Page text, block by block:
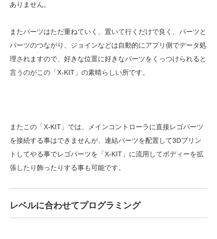
ありません。
またパーツはただ重ねていく、置いて行くだけで良く、パーツと
パーツのつながり、ジョインなどは自動的にアプリ側でデータ処
理されますので、好きな位置に好きなパーツをくっつけられると
言うのがこの「X-KIT」の素晴らしい所です。
またこの「X-KIT」では、メインコントローラに直接レゴパーツ
を接続する事はできませんが、連結パーツを配置して3Dプリン
トしてやる事でレゴパーツを「X-KIT」に流用してボディーを拡
張したり飾ったりする事も可能です。
レベルに合わせてプログラミング